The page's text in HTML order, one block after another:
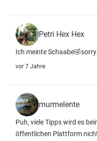
Petri Hex Hex
Ich meinte Schaabe🤣sorry
vor 7 Jahre
murmelente
Puh, viele Tipps wird es
öffentlichen Plattform